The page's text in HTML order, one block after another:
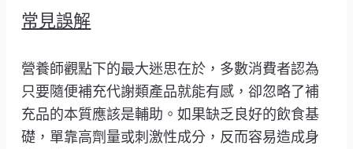
常見誤解
營養師觀點下的最大迷思在於，多數消費者認為
只要隨便補充代謝類產品就能有感，卻忽略了補
充品的本質應該是輔助。如果缺乏良好的飲食基
礎，單靠高劑量或刺激性成分，反而容易造成身